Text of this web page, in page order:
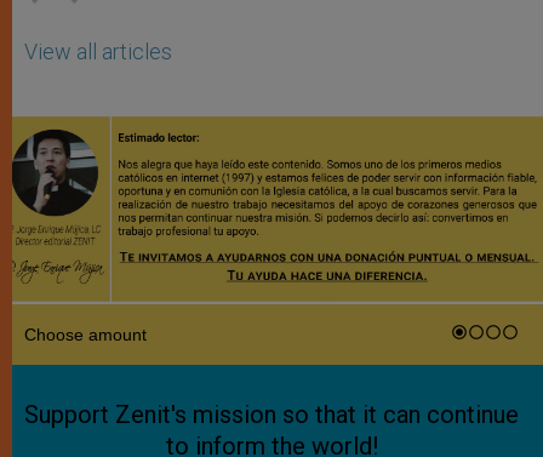
View all articles